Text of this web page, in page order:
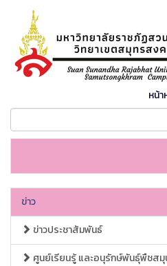
หน้
ข่าว
ข่าวประชาสัมพันธ์
ศูนย์เรียนรู้ และอนุรักษ์พันธุ์พืชสมุ